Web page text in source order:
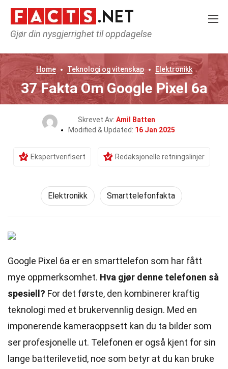
Gjør din nysgjerrighet til oppdagelse
Home Teknologi og vitenskap Elektronikk
37 Fakta Om Google Pixel 6a
Skrevet Av: Amil Batten
Modified & Updated: 16 Jan 2025
Ekspertverifisert Redaksjonelle retningslinjer
Elektronikk Smarttelefonfakta
Google Pixel 6a er en smarttelefon som har fått
mye oppmerksomhet. Hva gjør denne telefonen så
spesiell? For det første, den kombinerer kraftig
teknologi med et brukervennlig design. Med en
imponerende kameraoppsett kan du ta bilder som
ser profesjonelle ut. Telefonen er også kjent for sin
lange batterilevetid, noe som betyr at du kan bruke